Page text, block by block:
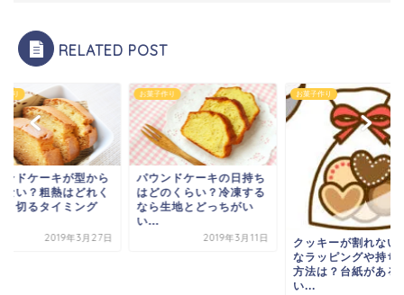
RELATED POST
作り
ンドケーキが型から
ない？粗熱はどれく
？切るタイミング
2019年3月27日
お菓子作り
パウンドケーキの日持ち
はどのくらい？冷凍する
なら生地とどっちがい
い...
2019年3月11日
お菓子作り
クッキーが割れない
なラッピングや持ち
方法は？台紙がある
い...